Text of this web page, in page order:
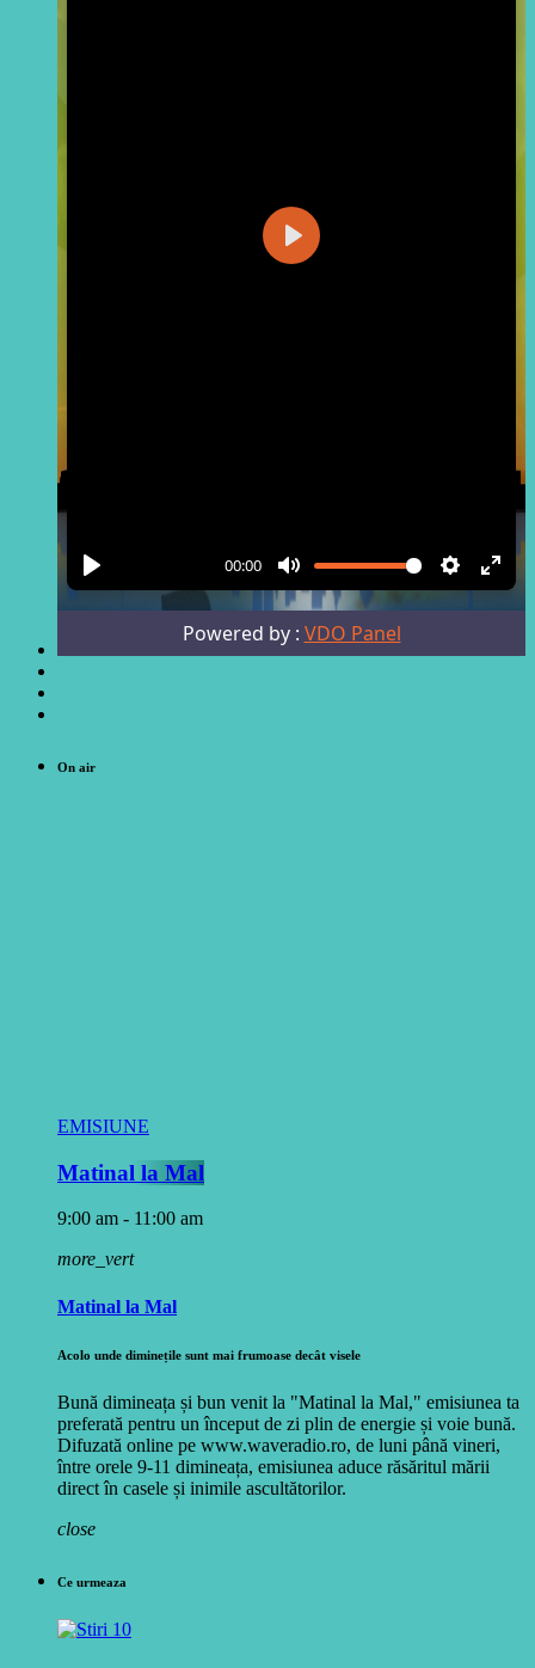
On air
EMISIUNE
Matinal la Mal
9:00 am - 11:00 am
more_vert
Matinal la Mal
Acolo unde diminețile sunt mai frumoase decât visele
Bună dimineața și bun venit la "Matinal la Mal," emisiunea ta
preferată pentru un început de zi plin de energie și voie bună.
Difuzată online pe www.waveradio.ro, de luni până vineri,
între orele 9-11 dimineața, emisiunea aduce răsăritul mării
direct în casele și inimile ascultătorilor.
close
Ce urmeaza